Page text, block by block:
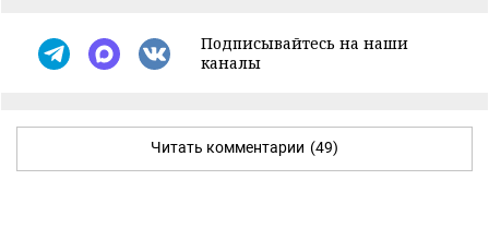
Подписывайтесь на наши
каналы
Читать комментарии (49)